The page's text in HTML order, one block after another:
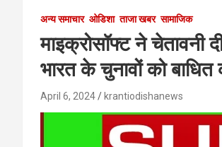
अन्य समाचार ओडिशा ताजा खबर सामाजिक
माइक्रोसॉफ्ट ने चेतावनी
भारत के चुनावों को
April 6, 2024 krantiodishanews